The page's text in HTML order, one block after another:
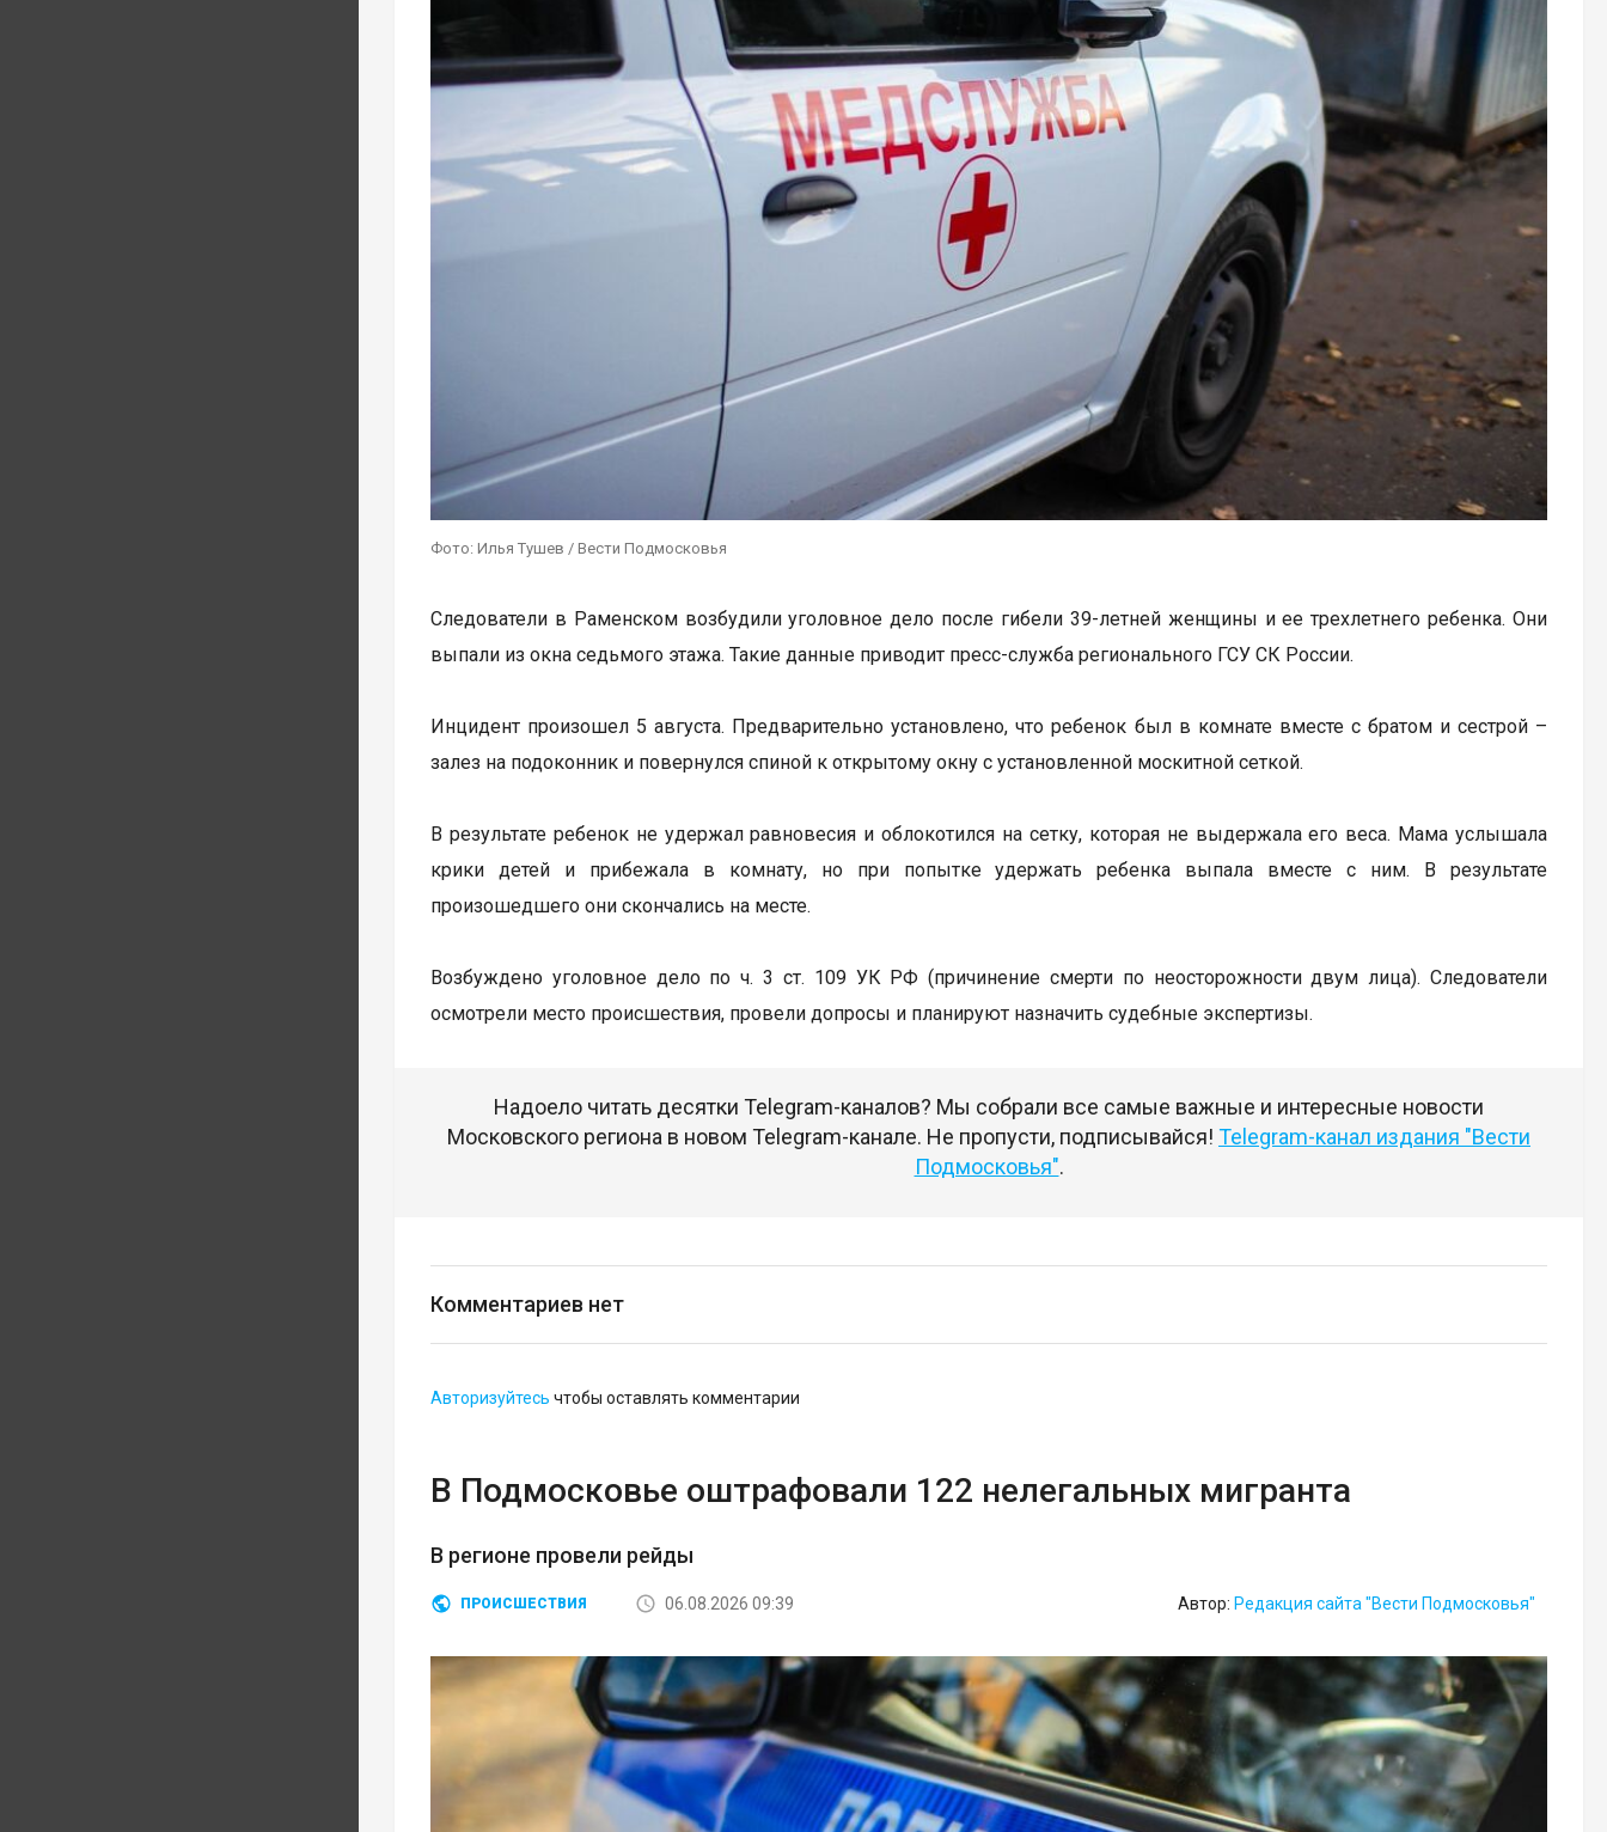
Фото: Илья Тушев / Вести Подмосковья
Следователи в Раменском возбудили уголовное дело после гибели 39-летней женщины и ее трехлетнего ребенка. Они
выпали из окна седьмого этажа. Такие данные приводит пресс-служба регионального ГСУ СК России.
Инцидент произошел 5 августа. Предварительно установлено, что ребенок был в комнате вместе с братом и сестрой –
залез на подоконник и повернулся спиной к открытому окну с установленной москитной сеткой.
В результате ребенок не удержал равновесия и облокотился на сетку, которая не выдержала его веса. Мама услышала
крики детей и прибежала в комнату, но при попытке удержать ребенка выпала вместе с ним. В результате
произошедшего они скончались на месте.
Возбуждено уголовное дело по ч. 3 ст. 109 УК РФ (причинение смерти по неосторожности двум лица). Следователи
осмотрели место происшествия, провели допросы и планируют назначить судебные экспертизы.
Надоело читать десятки Telegram-каналов? Мы собрали все самые важные и интересные новости
Московского региона в новом Telegram-канале. Не пропусти, подписывайся! Telegram-канал издания "Вести
Подмосковья".
Комментариев нет
Авторизуйтесь чтобы оставлять комментарии
В Подмосковье оштрафовали 122 нелегальных мигранта
В регионе провели рейды
ПРОИСШЕСТВИЯ 06.08.2026 09:39 Автор: Редакция сайта "Вести Подмосковья"